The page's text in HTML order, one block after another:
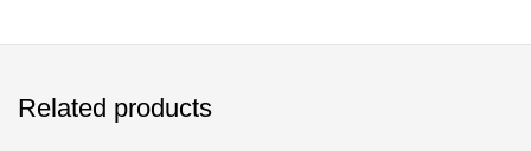
Related products